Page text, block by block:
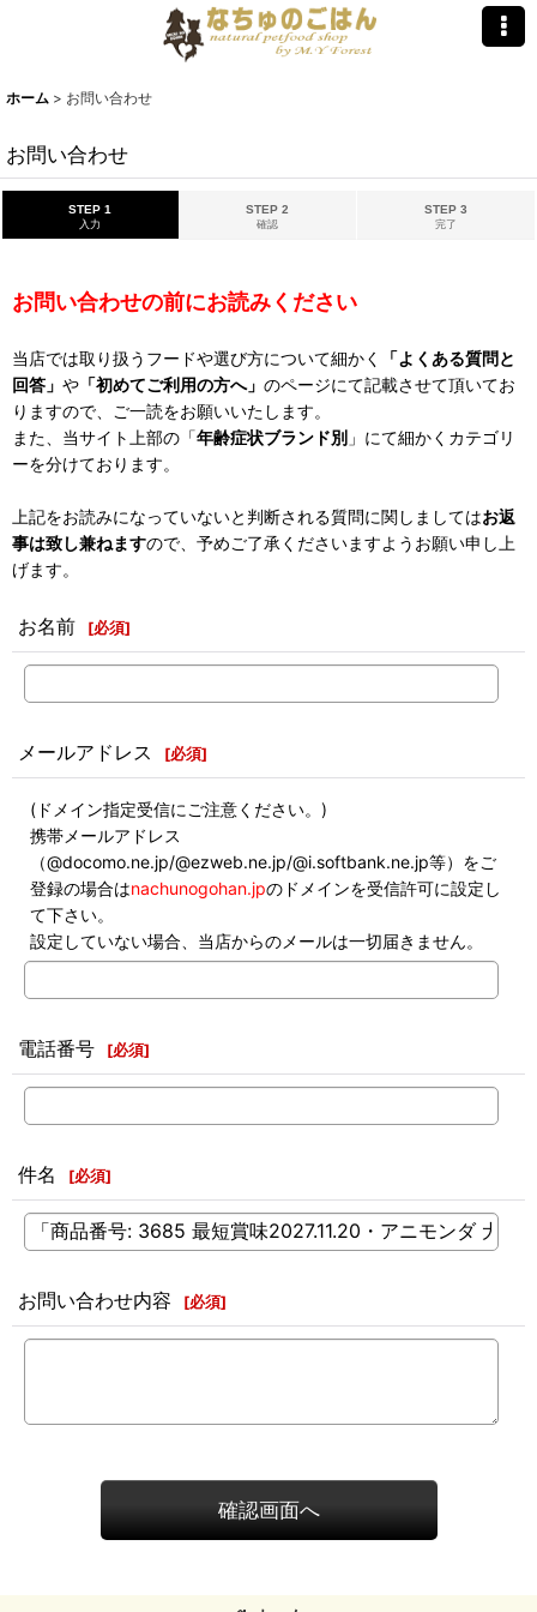
ホーム > お問い合わせ
お問い合わせ
STEP 1
入力
STEP 2
確認
STEP 3
完了
お問い合わせの前にお読みください
当店では取り扱うフードや選び方について細かく
「よくある質問と
回答」 や 「初めてご利用の方へ」 のページにて記載させて頂いてお
りますので、ご一読をお願いいたします。
また、当サイト上部の「年齢症状ブランド別 」にて細かくカテゴリ
ーを分けております。
上記をお読みになっていないと判断される質問に関しましてはお返
事は致し兼ねますので、予めご了承くださいますようお願い申し上
げます。
お名前 [必須]
メールアドレス [必須]
(ドメイン指定受信にご注意ください。)
携帯メールアドレス
（@docomo.ne.jp/@ezweb.ne.jp/@i.softbank.ne.jp等）をご
登録の場合はnachunogohan.jpのドメインを受信許可に設定し
て下さい。
設定していない場合、当店からのメールは一切届きません。
電話番号 [必須]
件名 [必須]
お問い合わせ内容 [必須]
確認画面へ